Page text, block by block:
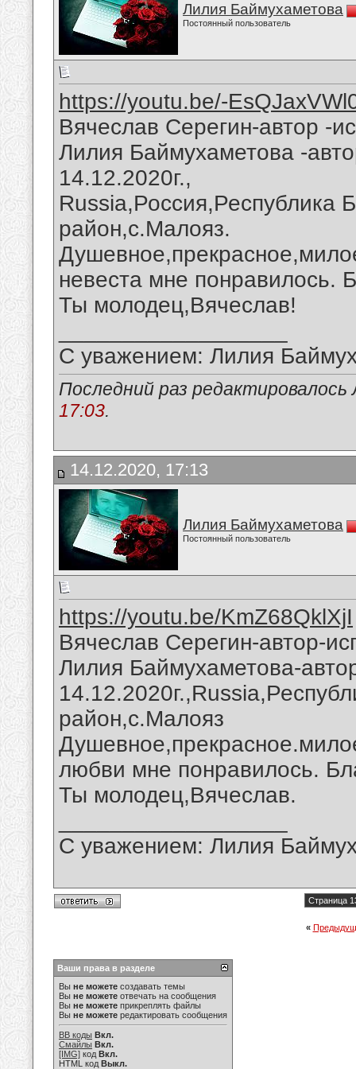
Лилия Баймухаметова
Постоянный пользователь
https://youtu.be/-
Вячеслав Серегин-автор -
Лилия Баймухаметова -
14.12.2020г.,
Russia,Россия,Республика
район,с.Малояз.
невеста мне понравилось.
Ты молодец,Вячеслав!
С уважением: Лилия
Последний раз
17:03.
14.12.2020, 17:13
Лилия Баймухаметова
Постоянный пользователь
https://youtu.be/KmZ68QklXjI
Вячеслав Серегин-автор-
Лилия Баймухаметова-
район,с.Малояз
любви мне понравилось.
Ты молодец,Вячеслав.
С уважением: Лилия
Страница
«
Ваши права в разделе
Вы не можете создавать темы
Вы не можете отвечать на сообщения
Вы не можете прикреплять файлы
Вы не можете редактировать сообщения
BB коды Вкл.
Смайлы Вкл.
[IMG] код Вкл.
HTML код Выкл.